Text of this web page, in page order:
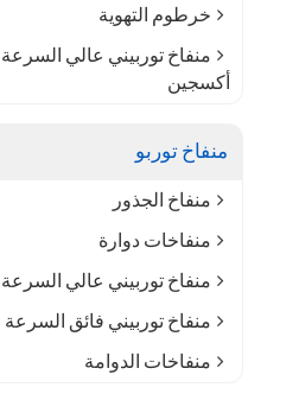
خرطوم التهوية
منفاخ توربيني عالي
أكسجين
منفاخ توربو
منفاخ الجذور
منفاخات دوارة
منفاخ توربيني عالي السرعة
منفاخ توربيني فائق السرعة
منفاخات الدوامة